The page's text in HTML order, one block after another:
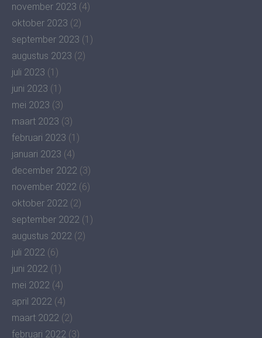
november 2023 (4)
oktober 2023 (2)
september 2023 (1)
augustus 2023 (2)
juli 2023 (1)
juni 2023 (1)
mei 2023 (3)
maart 2023 (3)
februari 2023 (1)
januari 2023 (4)
december 2022 (3)
november 2022 (6)
oktober 2022 (2)
september 2022 (1)
augustus 2022 (2)
juli 2022 (6)
juni 2022 (1)
mei 2022 (4)
april 2022 (4)
maart 2022 (2)
februari 2022 (3)